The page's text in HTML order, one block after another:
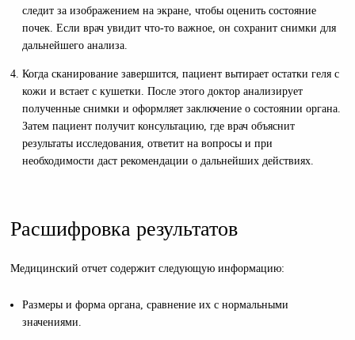
следит за изображением на экране, чтобы оценить состояние
почек. Если врач увидит что-то важное, он сохранит снимки для
дальнейшего анализа.
Когда сканирование завершится, пациент вытирает остатки геля с
кожи и встает с кушетки. После этого доктор анализирует
полученные снимки и оформляет заключение о состоянии органа.
Затем пациент получит консультацию, где врач объяснит
результаты исследования, ответит на вопросы и при
необходимости даст рекомендации о дальнейших действиях.
Расшифровка результатов
Медицинский отчет содержит следующую информацию:
Размеры и форма органа, сравнение их с нормальными
значениями.